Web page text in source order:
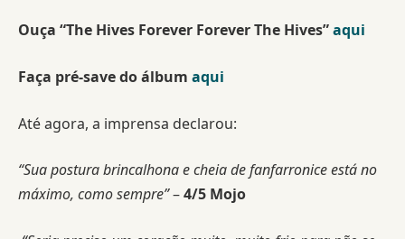
Ouça “The Hives Forever Forever The Hives”aqui
Faça pré-save do álbum aqui
Até agora, a imprensa declarou:
“Sua postura brincalhona e cheia de fanfarronice está no
máximo, como sempre”–4/5 Mojo